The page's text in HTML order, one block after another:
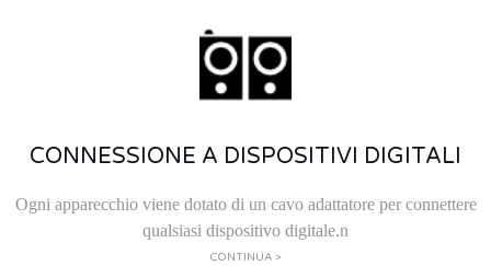
CONNESSIONE A DISPOSITIVI DIGITALI
Ogni apparecchio viene dotato di un cavo adattatore per connettere
qualsiasi dispositivo digitale.n
CONTINUA >